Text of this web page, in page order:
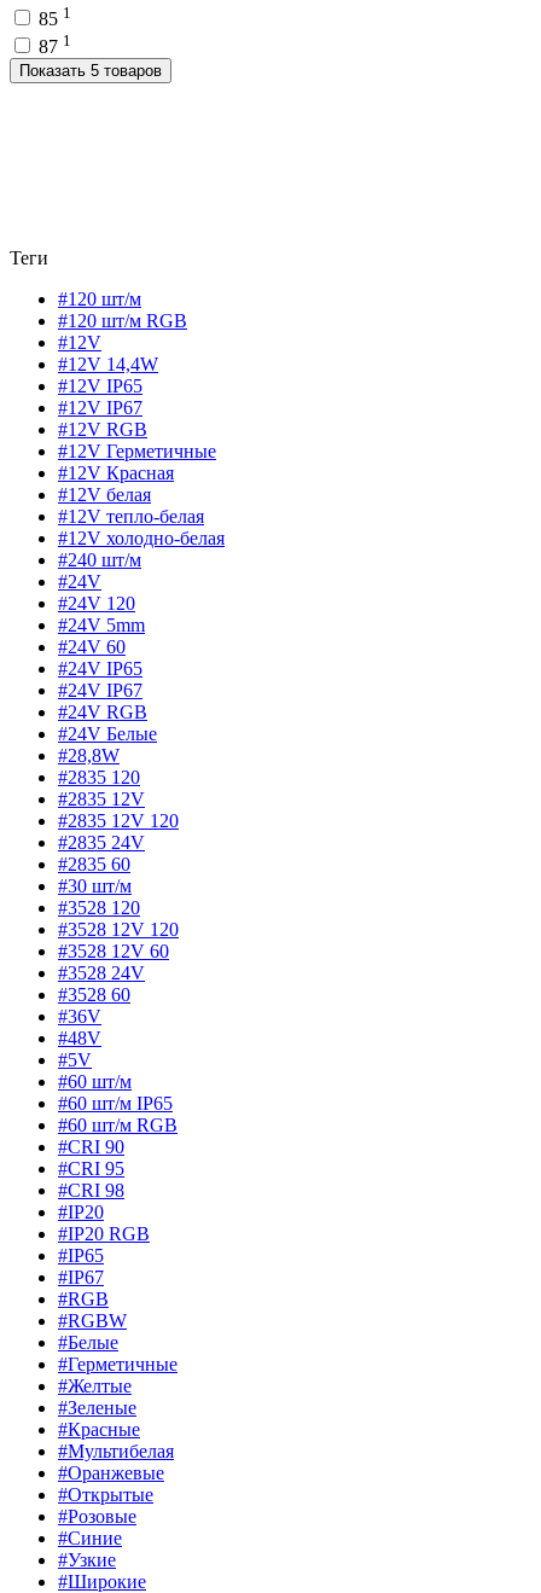
85 1
87 1
Показать 5 товаров
Теги
#120 шт/м
#120 шт/м RGB
#12V
#12V 14,4W
#12V IP65
#12V IP67
#12V RGB
#12V Герметичные
#12V Красная
#12V белая
#12V тепло-белая
#12V холодно-белая
#240 шт/м
#24V
#24V 120
#24V 5mm
#24V 60
#24V IP65
#24V IP67
#24V RGB
#24V Белые
#28,8W
#2835 120
#2835 12V
#2835 12V 120
#2835 24V
#2835 60
#30 шт/м
#3528 120
#3528 12V 120
#3528 12V 60
#3528 24V
#3528 60
#36V
#48V
#5V
#60 шт/м
#60 шт/м IP65
#60 шт/м RGB
#CRI 90
#CRI 95
#CRI 98
#IP20
#IP20 RGB
#IP65
#IP67
#RGB
#RGBW
#Белые
#Герметичные
#Желтые
#Зеленые
#Красные
#Мультибелая
#Оранжевые
#Открытые
#Розовые
#Синие
#Узкие
#Широкие